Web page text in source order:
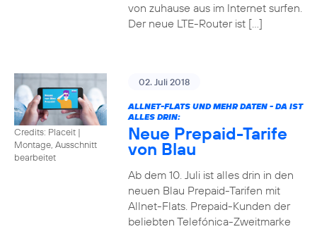
von zuhause aus im Internet surfen.
Der neue LTE-Router ist […]
Credits: Placeit |
Montage, Ausschnitt
bearbeitet
02. Juli 2018
ALLNET-FLATS UND MEHR DATEN - DA IST
ALLES DRIN:
Neue Prepaid-Tarife
von Blau
Ab dem 10. Juli ist alles drin in den
neuen Blau Prepaid-Tarifen mit
Allnet-Flats. Prepaid-Kunden der
beliebten Telefónica-Zweitmarke